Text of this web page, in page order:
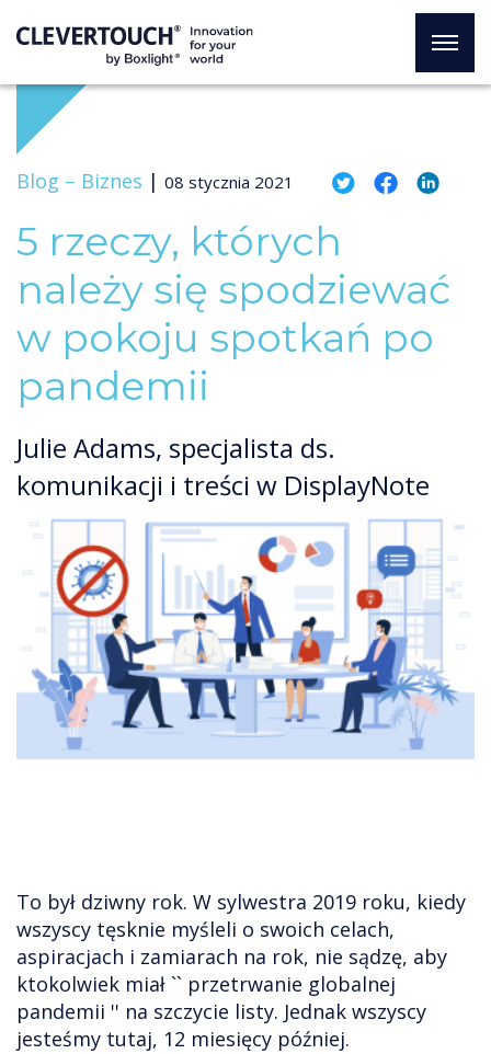
Blog – Biznes | 08 stycznia 2021
5 rzeczy, których
należy się spodziewać
w pokoju spotkań po
pandemii
Julie Adams, specjalista ds.
komunikacji i treści w DisplayNote
To był dziwny rok. W sylwestra 2019 roku, kiedy
wszyscy tęsknie myśleli o swoich celach,
aspiracjach i zamiarach na rok, nie sądzę, aby
ktokolwiek miał `` przetrwanie globalnej
pandemii '' na szczycie listy. Jednak wszyscy
jesteśmy tutaj, 12 miesięcy później.